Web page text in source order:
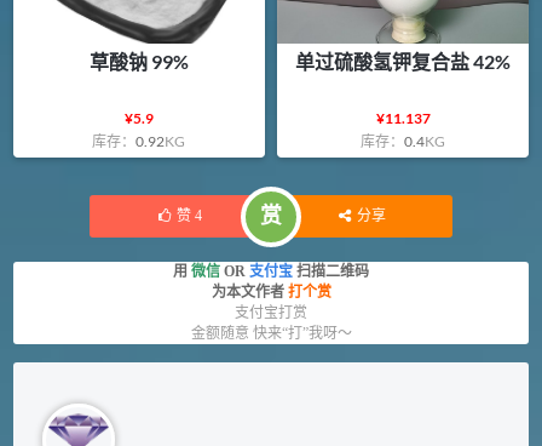
草酸钠 99%
¥5.9
库存：0.92KG
单过硫酸氢钾复合盐 42%
¥11.137
库存：0.4KG
赞 4 赏 分享
用 微信 OR 支付宝 扫描二维码
为本文作者 打个赏
支付宝打赏
金额随意 快来“打”我呀～